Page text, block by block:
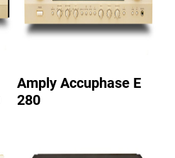
Amply Accuphase E
280